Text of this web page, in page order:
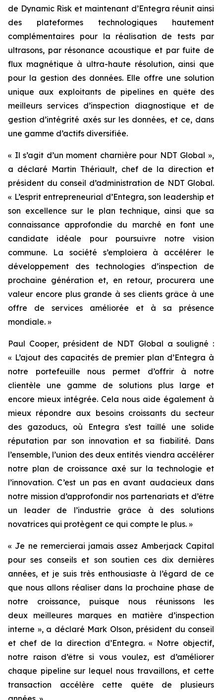
de Dynamic Risk et maintenant d’Entegra réunit ainsi
des plateformes technologiques hautement
complémentaires pour la réalisation de tests par
ultrasons, par résonance acoustique et par fuite de
flux magnétique à ultra-haute résolution, ainsi que
pour la gestion des données. Elle offre une solution
unique aux exploitants de pipelines en quête des
meilleurs services d’inspection diagnostique et de
gestion d’intégrité axés sur les données, et ce, dans
une gamme d’actifs diversifiée.
« Il s’agit d’un moment charnière pour NDT Global »,
a déclaré Martin Thériault, chef de la direction et
président du conseil d’administration de NDT Global.
« L’esprit entrepreneurial d’Entegra, son leadership et
son excellence sur le plan technique, ainsi que sa
connaissance approfondie du marché en font une
candidate idéale pour poursuivre notre vision
commune. La société s’emploiera à accélérer le
développement des technologies d’inspection de
prochaine génération et, en retour, procurera une
valeur encore plus grande à ses clients grâce à une
offre de services améliorée et à sa présence
mondiale. »
Paul Cooper, président de NDT Global a souligné :
« L’ajout des capacités de premier plan d’Entegra à
notre portefeuille nous permet d’offrir à notre
clientèle une gamme de solutions plus large et
encore mieux intégrée. Cela nous aide également à
mieux répondre aux besoins croissants du secteur
des gazoducs, où Entegra s’est taillé une solide
réputation par son innovation et sa fiabilité. Dans
l’ensemble, l’union des deux entités viendra accélérer
notre plan de croissance axé sur la technologie et
l’innovation. C’est un pas en avant audacieux dans
notre mission d’approfondir nos partenariats et d’être
un leader de l’industrie grâce à des solutions
novatrices qui protègent ce qui compte le plus. »
« Je ne remercierai jamais assez Amberjack Capital
pour ses conseils et son soutien ces dix dernières
années, et je suis très enthousiaste à l’égard de ce
que nous allons réaliser dans la prochaine phase de
notre croissance, puisque nous réunissons les
deux meilleures marques en matière d’inspection
interne », a déclaré Mark Olson, président du conseil
et chef de la direction d’Entegra. « Notre objectif,
notre raison d’être si vous voulez, est d’améliorer
chaque pipeline sur lequel nous travaillons, et cette
transaction accélère cette quête de plusieurs